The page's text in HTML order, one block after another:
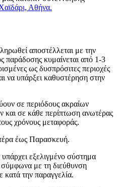
Αθήνα.
αποστέλλεται με την
παράδοσης κυμαίνεται από 1-3
ως δυσπρόσιτες περιοχές
να υπάρξει καθυστέρηση στην
σε περιόδους ακραίων
και σε κάθε περίπτωση ανωτέρας
χρόνους μεταφοράς.
έως Παρασκευή.
εξελιγμένο σύστημα
με τη διεύθυνση
την παραγγελία.